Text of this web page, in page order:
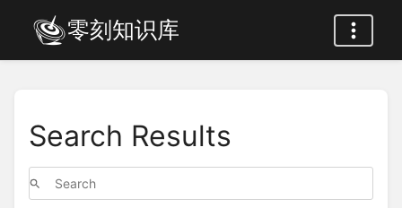
零刻知识库
Search Results